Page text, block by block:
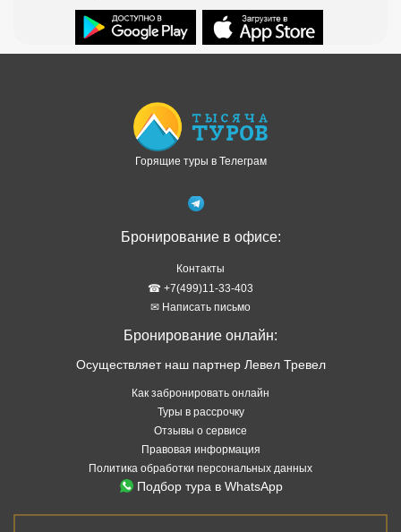
Горящие туры в Телеграм
Бронирование в офисе:
Контакты
☎ +7(499)11-33-403
✉ Написать письмо
Бронирование онлайн:
Осуществляет наш партнер Левел Тревел
Как забронировать онлайн
Туры в рассрочку
Отзывы о сервисе
Правовая информация
Политика обработки персональных данных
Подбор тура в WhatsApp